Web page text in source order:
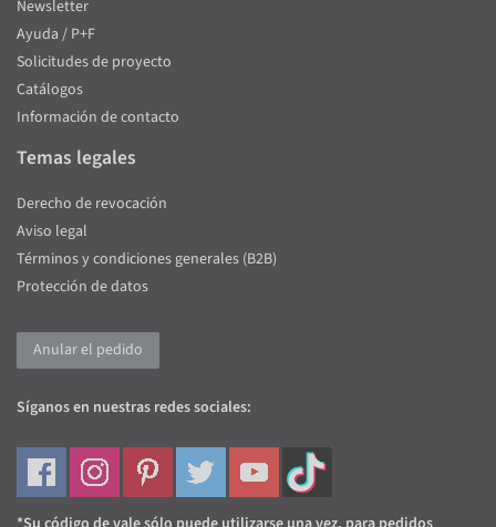
Newsletter
Ayuda / P+F
Solicitudes de proyecto
Catálogos
Información de contacto
Temas legales
Derecho de revocación
Aviso legal
Términos y condiciones generales (B2B)
Protección de datos
Anular el pedido
Síganos en nuestras redes sociales: